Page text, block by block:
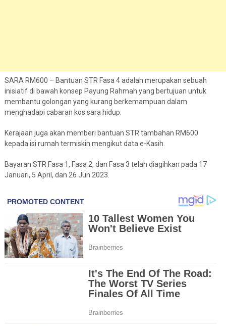
SARA RM600 – Bantuan STR Fasa 4 adalah merupakan sebuah
inisiatif di bawah konsep Payung Rahmah yang bertujuan untuk
membantu golongan yang kurang berkemampuan dalam
menghadapi cabaran kos sara hidup.
Kerajaan juga akan memberi bantuan STR tambahan RM600
kepada isi rumah termiskin mengikut data e-Kasih.
Bayaran STR Fasa 1, Fasa 2, dan Fasa 3 telah diagihkan pada 17
Januari, 5 April, dan 26 Jun 2023.